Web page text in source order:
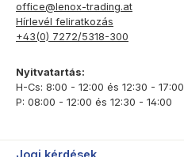
office@lenox-trading.at
Hírlevél feliratkozás
+43(0) 7272/5318-300
Nyitvatartás:
H-Cs: 8:00 - 12:00 és 12:30 - 17:00
P: 08:00 - 12:00 és 12:30 - 14:00